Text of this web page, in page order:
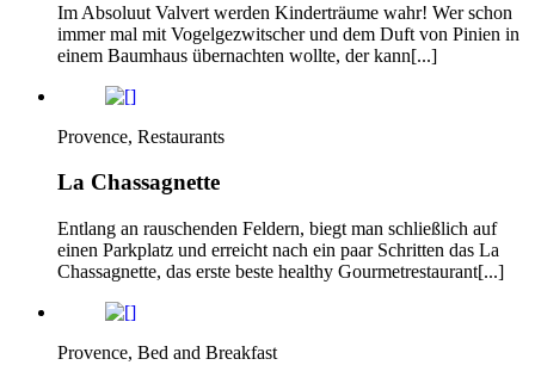
Im Absoluut Valvert werden Kinderträume wahr! Wer schon
immer mal mit Vogelgezwitscher und dem Duft von Pinien in
einem Baumhaus übernachten wollte, der kann[...]
Provence, Restaurants
La Chassagnette
Entlang an rauschenden Feldern, biegt man schließlich auf
einen Parkplatz und erreicht nach ein paar Schritten das La
Chassagnette, das erste beste healthy Gourmetrestaurant[...]
Provence, Bed and Breakfast